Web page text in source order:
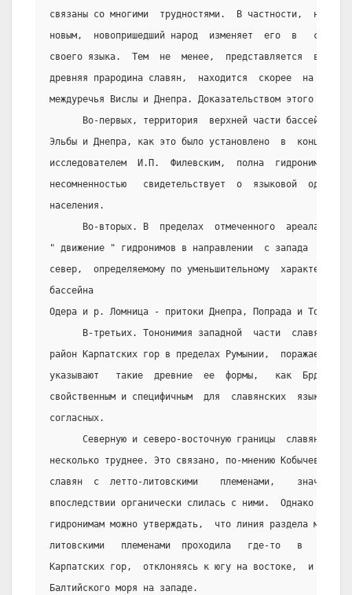
связаны со многими  трудностями.  В частности,  не
новым,  новопришедший народ  изменяет  его  в
своего языка.  Тем  не  менее,  представляется
древняя прародина славян,  находится  скорее  на
междуречья Вислы и Днепра. Доказательством этого
Во-первых, территория  верхней части бассейнов
Эльбы и Днепра, как это было установлено  в  конце
исследователем  И.П.  Филевским,  полна
несомненностью   свидетельствует  о  языковой
населения.
Во-вторых. В  пределах  отмеченного  ареала
" движение " гидронимов в направлении  с запада  на
север,  определяемому по уменьшительному  характеру
бассейна
Одера и р. Ломница - притоки Днепра, Попрада и Топли ).
В-третьих. Тононимия западной  части  славянских
район Карпатских гор в пределах Румынии,  поражает
указывают   такие  древние  ее  формы,   как  Брда,
свойственным и специфичным  для  славянских  языков
согласных.
Северную и северо-восточную границы  славянской
несколько труднее. Это связано, по-мнению Кобычева, с
славян  с  летто-литовскими    племенами,
впоследствии органически слилась с ними.  Однако  по
гидронимам можно утверждать,  что линия раздела
литовскими   племенами  проходила   где-то   в
Карпатских гор,  отклоняясь к югу на востоке,  и
Балтийского моря на западе.